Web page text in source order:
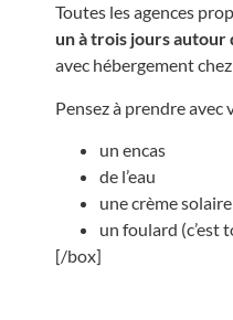
Toutes les agences
un à trois jours
avec hébergement
Pensez à prendre avec
un encas
de l’eau
une crème solaire
un foulard (c’est
[/box]